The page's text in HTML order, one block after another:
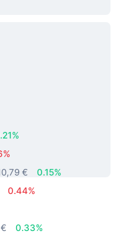
€
0.15%
0.44%
0.33%